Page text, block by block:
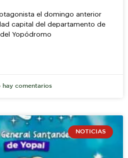
el domingo anterior
capital del departamento de
Yopódromo
hay comentarios
NOTICIAS